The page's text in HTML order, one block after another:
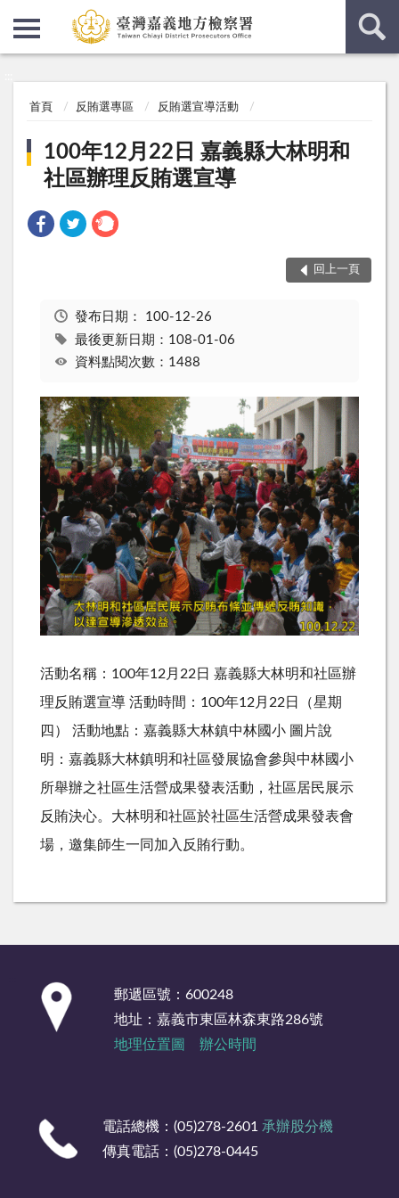
首頁 反賄選專區 反賄選宣導活動
100年12月22日 嘉義縣大林明和
社區辦理反賄選宣導
回上一頁
發布日期： 100-12-26
最後更新日期：108-01-06
資料點閱次數：1488
活動名稱：100年12月22日 嘉義縣大林明和社區辦
理反賄選宣導 活動時間：100年12月22日（星期
四） 活動地點：嘉義縣大林鎮中林國小 圖片說
明：嘉義縣大林鎮明和社區發展協會參與中林國小
所舉辦之社區生活營成果發表活動，社區居民展示
反賄決心。大林明和社區於社區生活營成果發表會
場，邀集師生一同加入反賄行動。
郵遞區號：600248
地址：嘉義市東區林森東路286號
地理位置圖
辦公時間
電話總機：(05)278-2601 承辦股分機
傳真電話：(05)278-0445